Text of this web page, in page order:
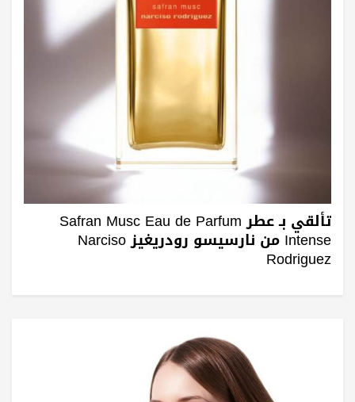
تألقي بـ عطر Safran Musc Eau de Parfum
Intense من نارسيسو رودريغيز Narciso
Rodriguez